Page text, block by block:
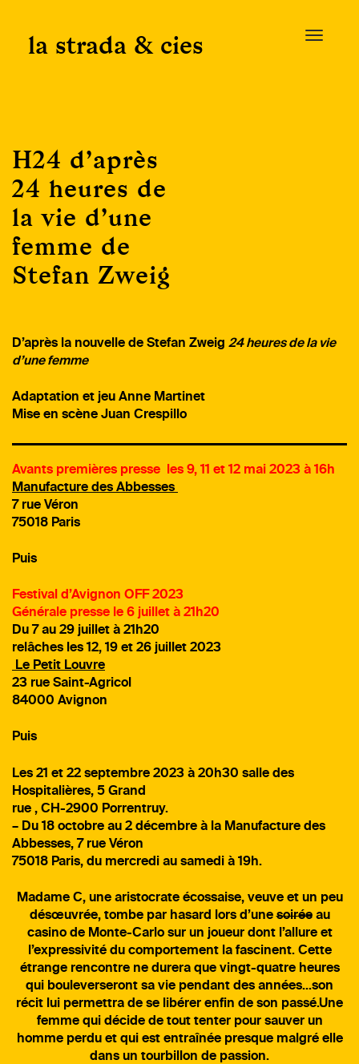
content
T
la strada & cies
H24 d’après
24 heures de
la vie d’une
femme de
Stefan Zweig
D’après la nouvelle de Stefan Zweig 24 heures de la vie
d’une femme
Adaptation et jeu Anne Martinet
Mise en scène Juan Crespillo
Avants premières presse les 9, 11 et 12 mai 2023 à 16h
Manufacture des Abbesses
7 rue Véron
75018 Paris
Puis
Festival d’Avignon OFF 2023
Générale presse le 6 juillet à 21h20
Du 7 au 29 juillet à 21h20
relâches les 12, 19 et 26 juillet 2023
Le Petit Louvre
23 rue Saint-Agricol
84000 Avignon
Puis
Les 21 et 22 septembre 2023 à 20h30 salle des
Hospitalières, 5 Grand
rue , CH-2900 Porrentruy.
– Du 18 octobre au 2 décembre à la Manufacture des
Abbesses, 7 rue Véron
75018 Paris, du mercredi au samedi à 19h.
Madame C, une aristocrate écossaise, veuve et un peu
désœuvrée, tombe par hasard lors d’unesoiréeau
casino de Monte-Carlo sur un joueur dont l’allure et
l’expressivité du comportement la fascinent. Cette
étrange rencontre ne durera que vingt-quatre heures
qui bouleverseront sa vie pendant des années…son
récit lui permettra de se libérer enfin de son passé.Une
femme qui décide de tout tenter pour sauver un
homme perdu et qui est entraînée presque malgré elle
dans un tourbillon de passion.